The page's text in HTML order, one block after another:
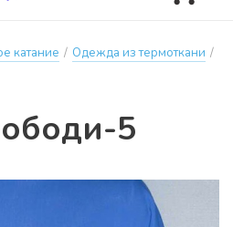
катание / Одежда из термоткани /
5